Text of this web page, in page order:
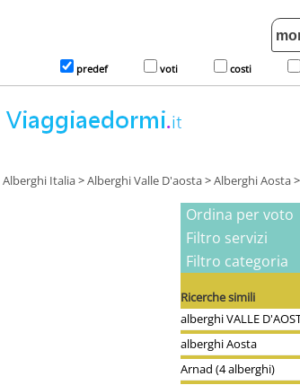
predef voti costi
Alberghi Italia>Alberghi Valle D'aosta>Alberghi Aosta>
Ordina per voto
Filtro servizi
Filtro categoria
Ricerche simili
alberghi VALLE
alberghi Aosta
Arnad (4 alberghi)